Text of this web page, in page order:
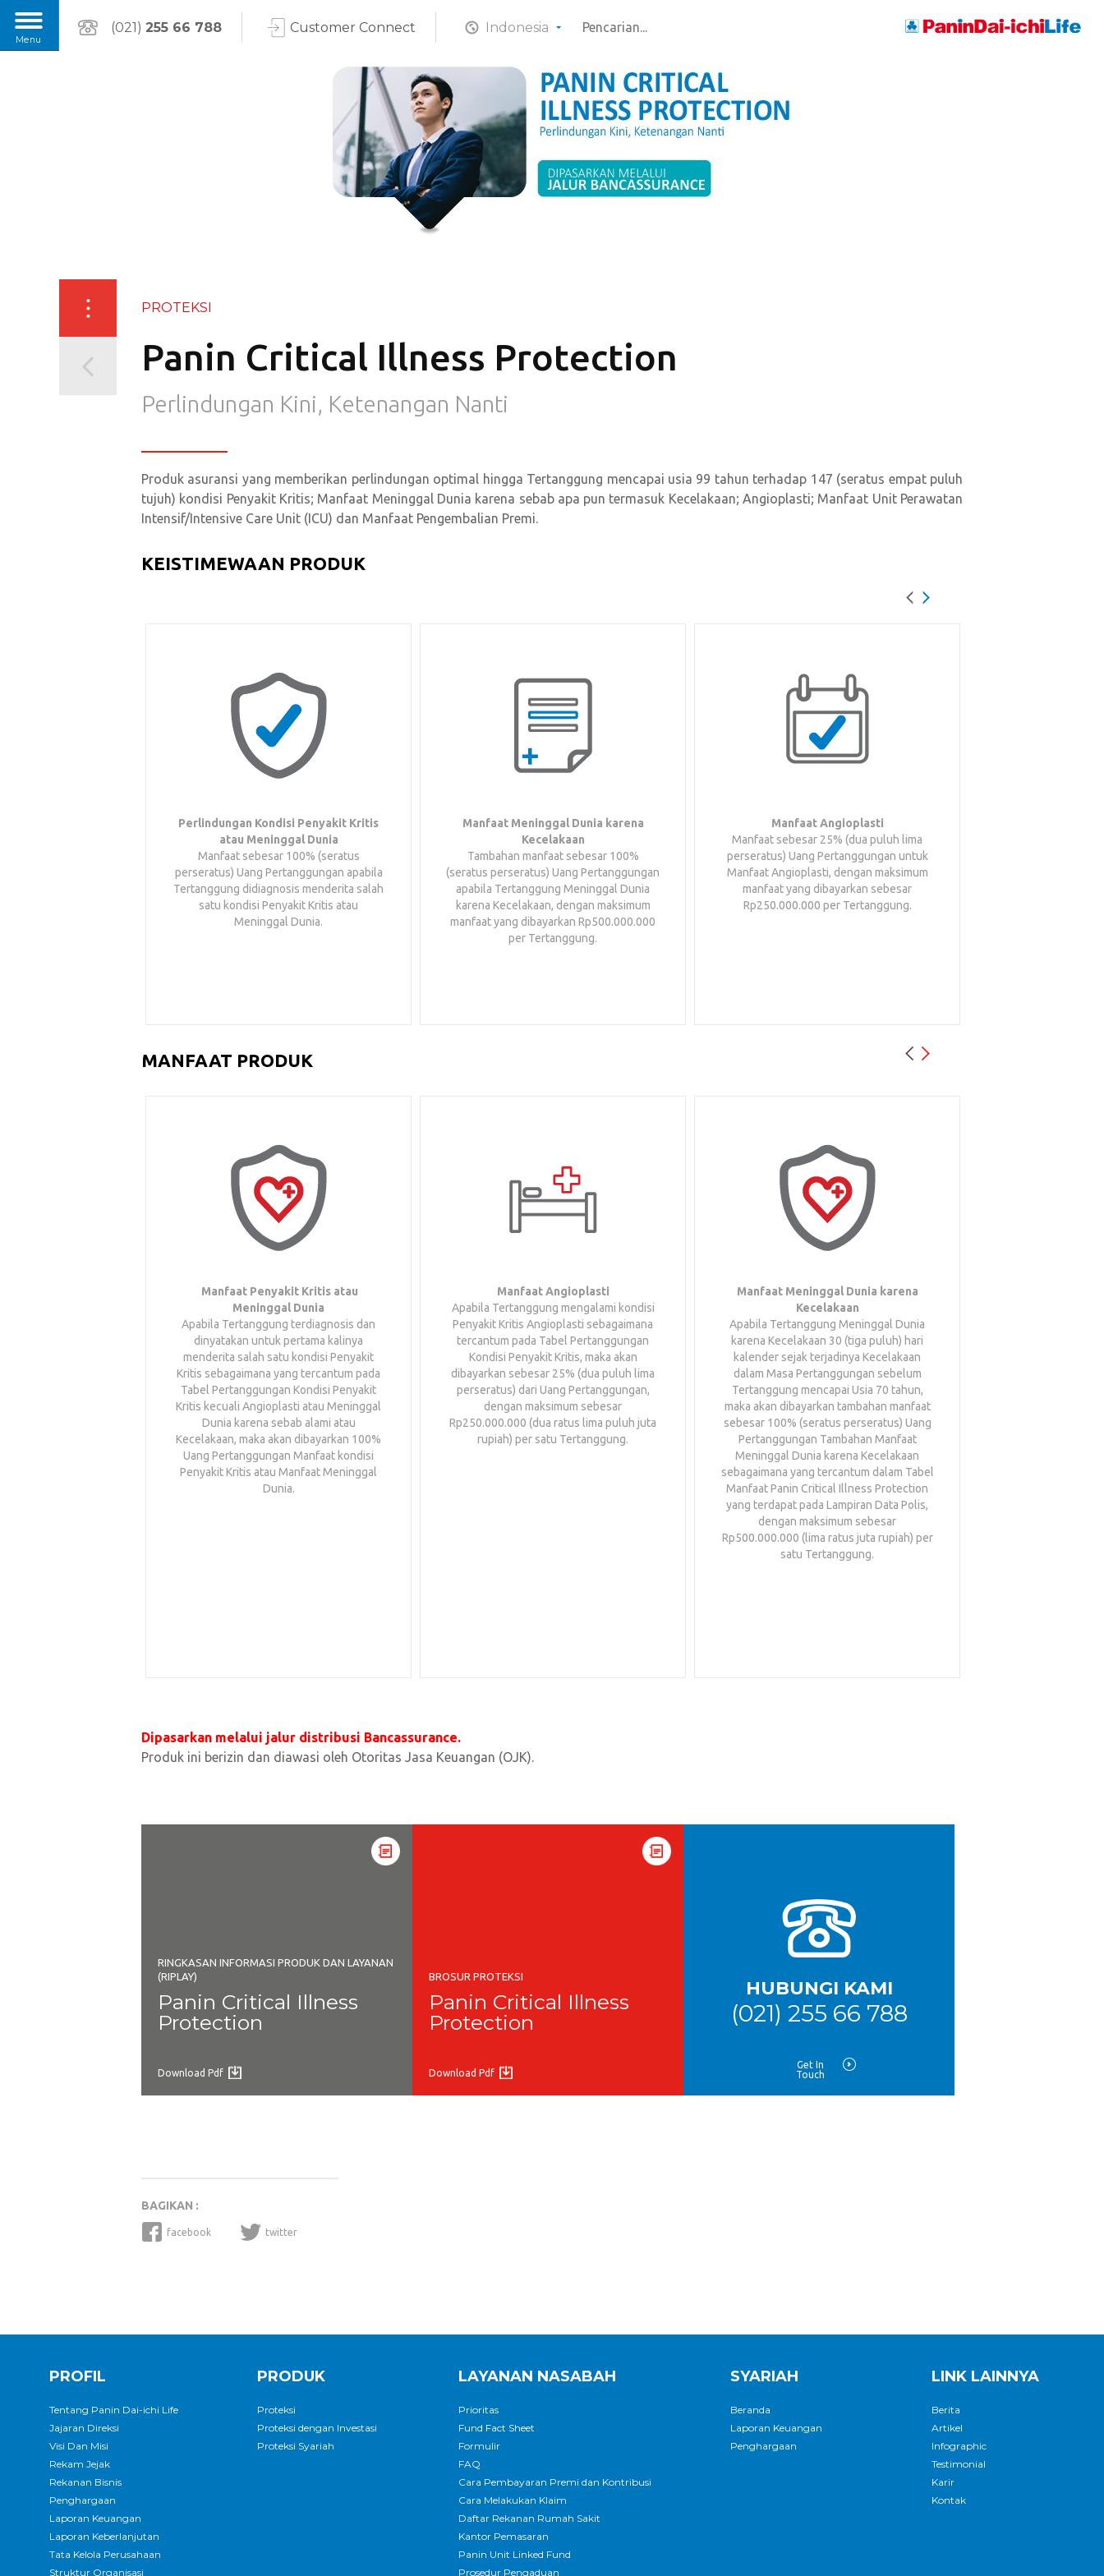
(021) 255 66 788 Customer Connect Indonesia
PROTEKSI
Panin Critical Illness Protection
Perlindungan Kini, Ketenangan Nanti
Produk asuransi yang memberikan perlindungan optimal hingga Tertanggung mencapai usia 99 tahun terhadap 147 (seratus empat puluh
tujuh) kondisi Penyakit Kritis; Manfaat Meninggal Dunia karena sebab apa pun termasuk Kecelakaan; Angioplasti; Manfaat Unit Perawatan
Intensif/Intensive Care Unit (ICU) dan Manfaat Pengembalian Premi.
KEISTIMEWAAN PRODUK
Perlindungan Kondisi Penyakit Kritis
atau Meninggal Dunia
Manfaat sebesar 100% (seratus
perseratus) Uang Pertanggungan apabila
Tertanggung didiagnosis menderita salah
satu kondisi Penyakit Kritis atau
Meninggal Dunia.
Manfaat Meninggal Dunia karena
Kecelakaan
Tambahan manfaat sebesar 100%
(seratus perseratus) Uang Pertanggungan
apabila Tertanggung Meninggal Dunia
karena Kecelakaan, dengan maksimum
manfaat yang dibayarkan Rp500.000.000
per Tertanggung.
Manfaat Angioplasti
Manfaat sebesar 25% (dua puluh lima
perseratus) Uang Pertanggungan untuk
Manfaat Angioplasti, dengan maksimum
manfaat yang dibayarkan sebesar
Rp250.000.000 per Tertanggung.
MANFAAT PRODUK
Manfaat Penyakit Kritis atau
Meninggal Dunia
Apabila Tertanggung terdiagnosis dan
dinyatakan untuk pertama kalinya
menderita salah satu kondisi Penyakit
Kritis sebagaimana yang tercantum pada
Tabel Pertanggungan Kondisi Penyakit
Kritis kecuali Angioplasti atau Meninggal
Dunia karena sebab alami atau
Kecelakaan, maka akan dibayarkan 100%
Uang Pertanggungan Manfaat kondisi
Penyakit Kritis atau Manfaat Meninggal
Dunia.
Manfaat Angioplasti
Apabila Tertanggung mengalami kondisi
Penyakit Kritis Angioplasti sebagaimana
tercantum pada Tabel Pertanggungan
Kondisi Penyakit Kritis, maka akan
dibayarkan sebesar 25% (dua puluh lima
perseratus) dari Uang Pertanggungan,
dengan maksimum sebesar
Rp250.000.000 (dua ratus lima puluh juta
rupiah) per satu Tertanggung.
Manfaat Meninggal Dunia karena
Kecelakaan
Apabila Tertanggung Meninggal Dunia
karena Kecelakaan 30 (tiga puluh) hari
kalender sejak terjadinya Kecelakaan
dalam Masa Pertanggungan sebelum
Tertanggung mencapai Usia 70 tahun,
maka akan dibayarkan tambahan manfaat
sebesar 100% (seratus perseratus) Uang
Pertanggungan Tambahan Manfaat
Meninggal Dunia karena Kecelakaan
sebagaimana yang tercantum dalam Tabel
Manfaat Panin Critical Illness Protection
yang terdapat pada Lampiran Data Polis,
dengan maksimum sebesar
Rp500.000.000 (lima ratus juta rupiah) per
satu Tertanggung.
Dipasarkan melalui jalur distribusi Bancassurance.
Produk ini berizin dan diawasi oleh Otoritas Jasa Keuangan (OJK).
RINGKASAN INFORMASI PRODUK DAN LAYANAN
(RIPLAY)
Panin Critical Illness
Protection
Download Pdf
BROSUR PROTEKSI
Panin Critical Illness
Protection
Download Pdf
HUBUNGI KAMI
(021) 255 66 788
Get In
Touch
BAGIKAN :
facebook twitter
PROFIL
Tentang Panin Dai-ichi Life
Jajaran Direksi
Visi Dan Misi
Rekam Jejak
Rekanan Bisnis
Penghargaan
Laporan Keuangan
Laporan Keberlanjutan
Tata Kelola Perusahaan
Struktur Organisasi
PRODUK
Proteksi
Proteksi dengan Investasi
Proteksi Syariah
LAYANAN NASABAH
Prioritas
Fund Fact Sheet
Formulir
FAQ
Cara Pembayaran Premi dan Kontribusi
Cara Melakukan Klaim
Daftar Rekanan Rumah Sakit
Kantor Pemasaran
Panin Unit Linked Fund
Prosedur Pengaduan
SYARIAH
Beranda
Laporan Keuangan
Penghargaan
LINK LAINNYA
Berita
Artikel
Infographic
Testimonial
Karir
Kontak